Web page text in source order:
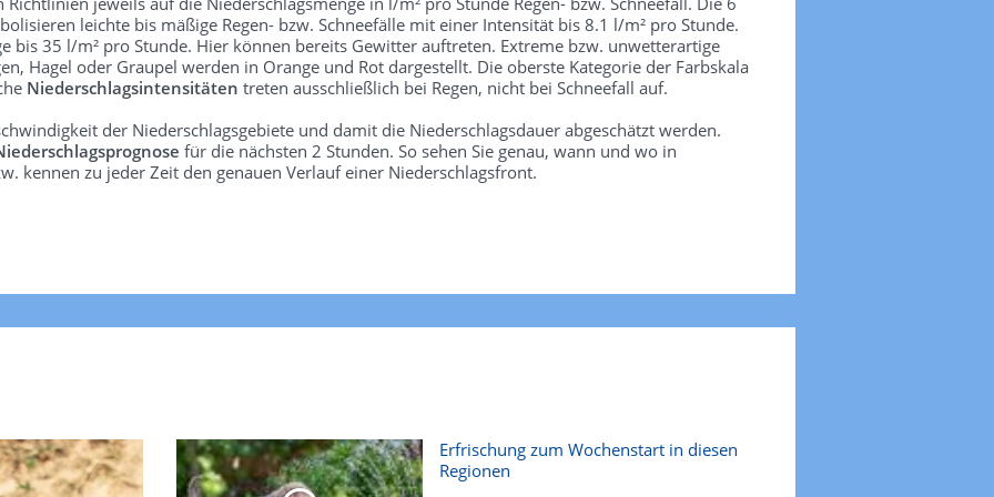
leichte bis mäßige Regen- bzw. Schneefälle mit einer Intensität bis 8.1 l/m² pro Stunde.
bis 35 l/m² pro Stunde. Hier können bereits Gewitter auftreten. Extreme bzw. unwetterartige
Hagel oder Graupel werden in Orange und Rot dargestellt. Die oberste Kategorie der Farbskala
Niederschlagsintensitäten treten ausschließlich bei Regen, nicht bei Schneefall auf.
der Niederschlagsgebiete und damit die Niederschlagsdauer abgeschätzt werden.
für die nächsten 2 Stunden. So sehen Sie genau, wann und wo in
kennen zu jeder Zeit den genauen Verlauf einer Niederschlagsfront.
Erfrischung zum Wochenstart in diesen
Regionen